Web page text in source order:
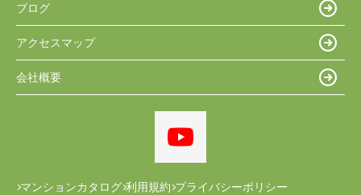
ブログ
アクセスマップ
会社概要
マンションカタログ 利用規約 プライバシーポリシー